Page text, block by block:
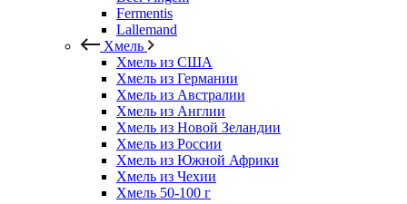
Fermentis
Lallemand
Хмель
Хмель из США
Хмель из Германии
Хмель из Австралии
Хмель из Англии
Хмель из Новой Зеландии
Хмель из России
Хмель из Южной Африки
Хмель из Чехии
Хмель 50-100 г